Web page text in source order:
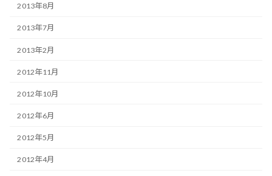
2013年8月
2013年7月
2013年2月
2012年11月
2012年10月
2012年6月
2012年5月
2012年4月